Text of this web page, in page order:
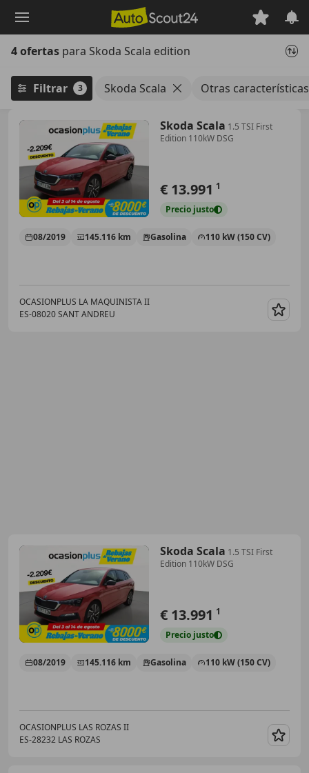
principal
4 ofertas para Skoda Scala edition
Filtrar 3 Skoda Scala Otras
Skoda Scala 1.5 TSI First
Edition 110kW DSG
€ 13.991 1
Precio justo
08/2019 145.116 km Gasolina 110 kW (150 CV)
OCASIONPLUS LA MAQUINISTA II
ES-08020 SANT ANDREU
Skoda Scala 1.5 TSI First
Edition 110kW DSG
€ 13.991 1
Precio justo
08/2019 145.116 km Gasolina 110 kW (150 CV)
OCASIONPLUS LAS ROZAS II
ES-28232 LAS ROZAS